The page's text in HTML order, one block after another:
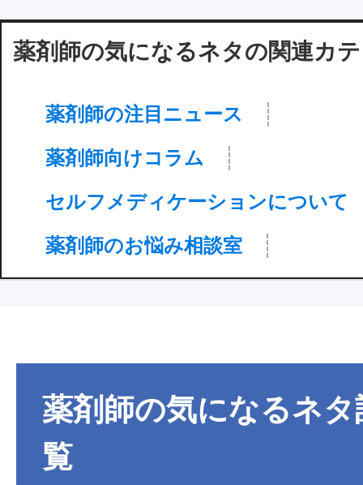
薬剤師の気になるネタの関連カ
薬剤師の注目ニュース
薬剤師向けコラム
セルフメディケーションについて
薬剤師のお悩み相談室
薬剤師の気になるネタ
覧